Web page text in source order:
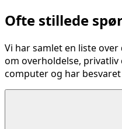
Ofte stillede
Vi har samlet en liste
om overholdelse,
computer og har